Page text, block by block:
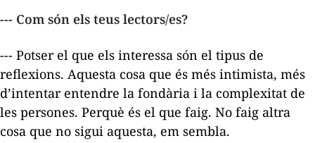
--- Com són els teus lectors/es?
--- Potser el que els interessa són el tipus de
reflexions. Aquesta cosa que és més intimista, més
d’intentar entendre la fondària i la complexitat de
les persones. Perquè és el que faig. No faig altra
cosa que no sigui aquesta, em sembla.